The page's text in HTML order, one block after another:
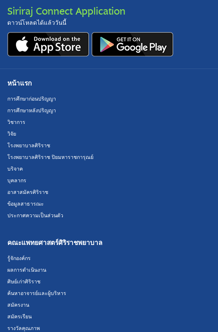
Siriraj Connect Application
ดาวน์โหลดได้แล้ววันนี้
หน้าแรก
การศึกษาก่อนปริญญา
การศึกษาหลังปริญญา
วิชาการ
วิจัย
โรงพยาบาลศิริราช
โรงพยาบาลศิริราช ปิยมหาราชการุณย์
บริจาค
บุคลากร
อาสาสมัครศิริราช
ข้อมูลสาธารณะ
ประกาศความเป็นส่วนตัว
คณะแพทยศาสตร์ศิริราชพยาบาล
รู้จักองค์กร
ผลการดำเนินงาน
ศิษย์เก่าศิริราช
ค้นหาอาจารย์และผู้บริหาร
สมัครงาน
สมัครเรียน
รางวัลคุณภาพ